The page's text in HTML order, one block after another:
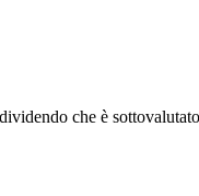
che è